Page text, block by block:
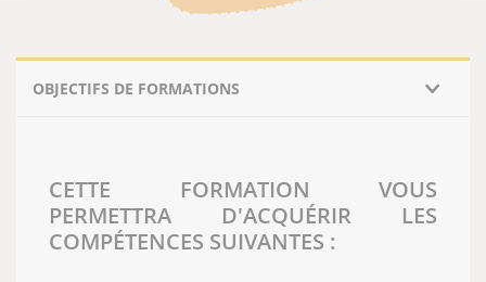
OBJECTIFS DE FORMATIONS
CETTE FORMATION VOUS
PERMETTRA D'ACQUÉRIR LES
COMPÉTENCES SUIVANTES :